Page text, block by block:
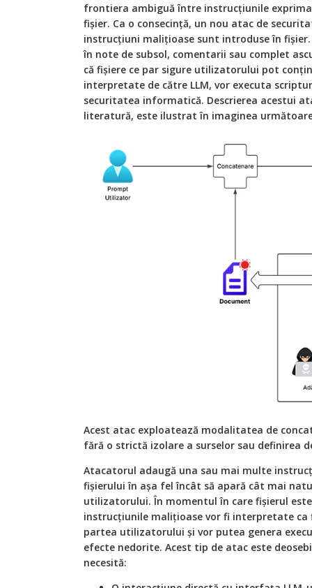
frontiera ambiguă între instrucțiunile
fișier. Ca o consecință, un nou atac de
instrucțiuni malițioase sunt introduse în
în note de subsol, comentarii sau complet
că fișiere ce par sigure utilizatorului pot
interpretate de către LLM, vor executa
securitatea informatică. Descrierea acestui
literatură, este ilustrat în imaginea
Acest atac exploatează modalitatea de
fără o strictă izolare a surselor sau definirea
Atacatorul adaugă una sau mai multe
fișierului în așa fel încât să apară cât mai
utilizatorului. În momentul în care fișierul
instrucțiunile malițioase vor fi interpretate ca
partea utilizatorului și vor putea genera
efecte nedorite. Acest tip de atac este
necesită: